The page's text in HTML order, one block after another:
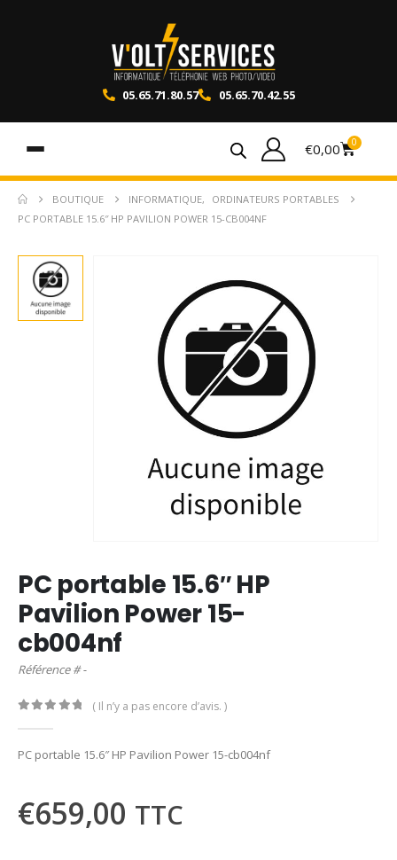
05.65.71.80.57 05.65.70.42.55
€0,00 0
BOUTIQUE INFORMATIQUE,
ORDINATEURS PORTABLES
PC PORTABLE 15.6″ HP PAVILION POWER 15-CB004NF
PC portable 15.6″ HP
Pavilion Power 15-
cb004nf
Référence # -
( Il n’y a pas encore d’avis. )
PC portable 15.6″ HP Pavilion Power 15-cb004nf
€659,00 TTC